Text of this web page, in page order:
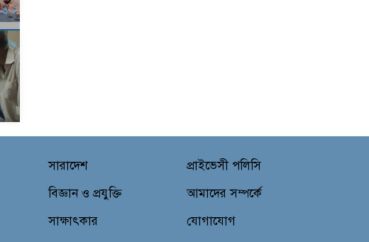
সারাদেশ
বিজ্ঞান ও প্রযুক্তি
সাক্ষাৎকার
প্রাইভেসী পলিসি
আমাদের সম্পর্কে
যোগাযোগ